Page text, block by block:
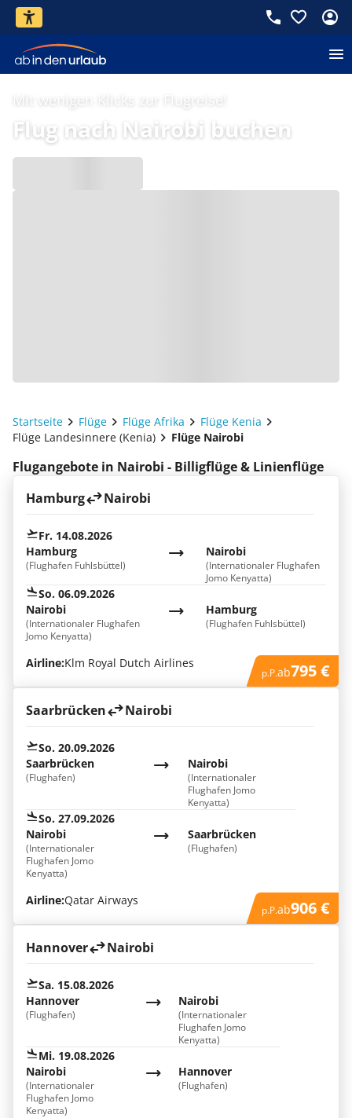
Mit wenigen Klicks zur Flugreise!
Flug nach Nairobi buchen
Startseite Flüge Flüge Afrika
Flüge Kenia
Flüge Landesinnere (Kenia)
Flüge Nairobi
Flugangebote in Nairobi - Billigflüge & Linienflüge
Hamburg
Nairobi
Fr. 14.08.2026
Hamburg
(Flughafen Fuhlsbüttel)
Nairobi
(Internationaler Flughafen
Jomo Kenyatta)
So. 06.09.2026
Hamburg
(Flughafen Fuhlsbüttel)
Nairobi
(Internationaler Flughafen
Jomo Kenyatta)
Airline:Klm Royal Dutch Airlines
p.P.ab795 €
Saarbrücken Nairobi
So. 20.09.2026
Saarbrücken
(Flughafen)
Nairobi
(Internationaler
Flughafen Jomo
Kenyatta)
So. 27.09.2026
Saarbrücken
(Flughafen)
Nairobi
(Internationaler
Flughafen Jomo
Kenyatta)
Airline:Qatar Airways
p.P.ab906 €
Hannover Nairobi
Sa. 15.08.2026
Hannover
(Flughafen)
Nairobi
(Internationaler
Flughafen Jomo
Kenyatta)
Mi. 19.08.2026
Hannover
(Flughafen)
Nairobi
(Internationaler
Flughafen Jomo
Kenyatta)